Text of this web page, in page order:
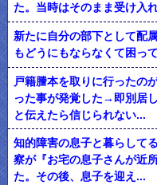
た。当時はそのまま受け入
新たに自分の部下として配
もどうにもならなくて困って
戸籍謄本を取りに行ったの
った事が発覚した→即別居
と伝えたら信じられない...
知的障害の息子と暮らして
察が『お宅の息子さんが近
た。その後、息子を迎え...